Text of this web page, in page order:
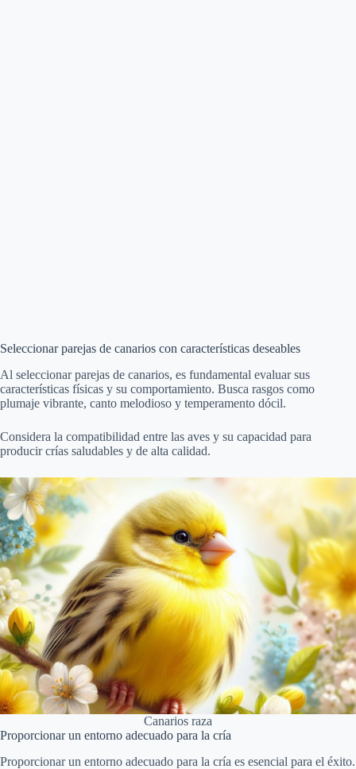
Seleccionar parejas de canarios con características deseables
Al seleccionar parejas de canarios, es fundamental evaluar sus
características físicas y su comportamiento. Busca rasgos como
plumaje vibrante, canto melodioso y temperamento dócil.
Considera la compatibilidad entre las aves y su capacidad para
producir crías saludables y de alta calidad.
Canarios raza
Proporcionar un entorno adecuado para la cría
Proporcionar un entorno adecuado para la cría es esencial para el éxito.